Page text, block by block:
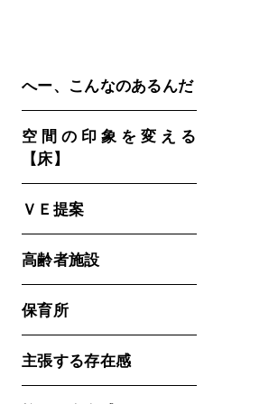
へー、こんなのあるんだ
空間の印象を変える
【床】
ＶＥ提案
高齢者施設
保育所
主張する存在感